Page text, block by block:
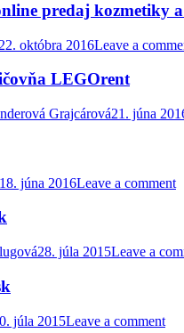
predaj kozmetiky
22. októbra 2016Leave a
LEGOrent
Grajcárová21. júna
18. júna 2016Leave a comment
28. júla 2015Leave a
júla 2015Leave a comment